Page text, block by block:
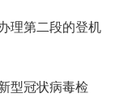
理第二段的登机
型冠状病毒检